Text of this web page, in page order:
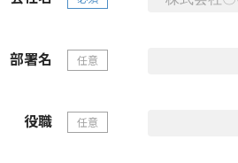
部署名 任意
役職 任意